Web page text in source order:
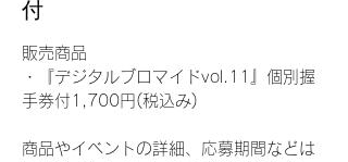
付
販売商品
・『デジタルブロマイドvol.11』個別握
手券付1,700円(税込み)
商品やイベントの詳細、応募期間などは